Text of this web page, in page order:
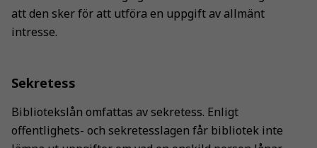
att den sker för att utföra en uppgift av allmänt
intresse.
Sekretess
Bibliotekslån omfattas av sekretess. Enligt
offentlighets- och sekretesslagen får bibliotek inte